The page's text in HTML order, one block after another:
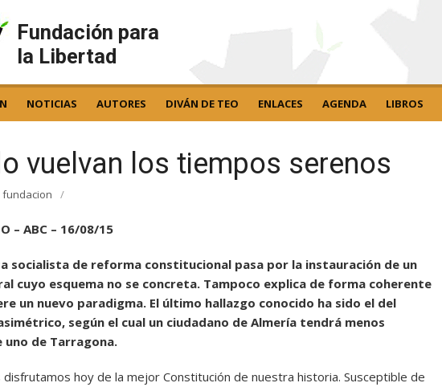
Fundación para
la Libertad
NOTICIAS AUTORES DIVÁN DE TEO ENLACES AGENDA LIBROS
vuelvan los tiempos serenos
fundacion /
– ABC – 16/08/15
socialista de reforma constitucional pasa por la instauración de un
cuyo esquema no se concreta. Tampoco explica de forma coherente
un nuevo paradigma. El último hallazgo conocido ha sido el del
según el cual un ciudadano de Almería tendrá menos
uno de Tarragona.
disfrutamos hoy de la mejor Constitución de nuestra historia. Susceptible de